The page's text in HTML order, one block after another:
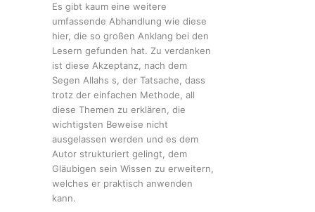
Es gibt kaum eine weitere
umfassende Abhandlung wie diese
hier, die so großen Anklang bei den
Lesern gefunden hat. Zu verdanken
ist diese Akzeptanz, nach dem
Segen Allahs s, der Tatsache, dass
trotz der einfachen Methode, all
diese Themen zu erklären, die
wichtigsten Beweise nicht
ausgelassen werden und es dem
Autor strukturiert gelingt, dem
Gläubigen sein Wissen zu erweitern,
welches er praktisch anwenden
kann.